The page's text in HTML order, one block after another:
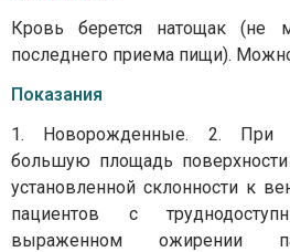
Кровь берется натощак (не
последнего приема пищи).
Показания
1. Новорожденные. 2. При
большую площадь
установленной склонности к
пациентов с
выраженном ожирении